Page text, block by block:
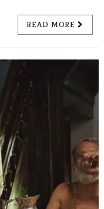
READ MORE